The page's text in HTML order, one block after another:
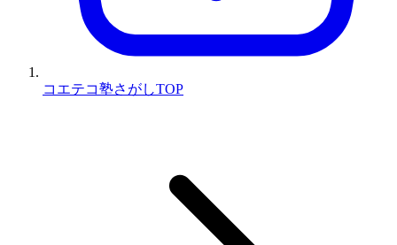
コエテコ塾さがしTOP